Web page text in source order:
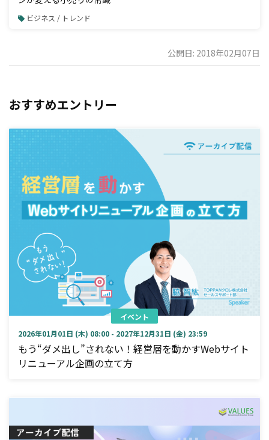
ビジネス / トレンド
公開日: 2018年02月07日
おすすめエントリー
イベント
2026年01月01日 (木) 08:00 - 2027年12月31日 (金) 23:59
もう“ダメ出し”されない！経営層を動かすWebサイト
リニューアル企画の立て方